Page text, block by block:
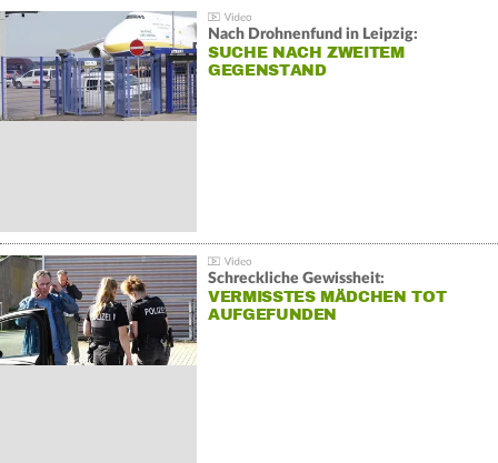
Nach Drohnenfund in Leipzig:
SUCHE NACH ZWEITEM
GEGENSTAND
Schreckliche Gewissheit:
VERMISSTES MÄDCHEN TOT
AUFGEFUNDEN